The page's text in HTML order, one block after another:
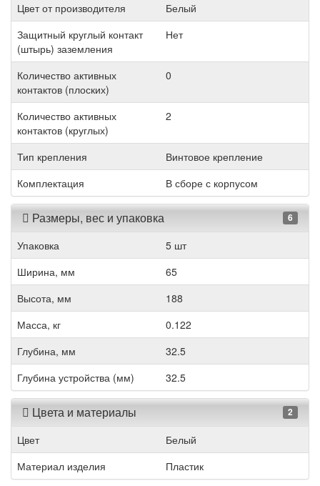
Цвет от производителя
Белый
Защитный круглый контакт
(штырь) заземления
Нет
Количество активных
контактов (плоских)
0
Количество активных
контактов (круглых)
2
Тип крепления
Винтовое крепление
Комплектация
В сборе с корпусом
Размеры, вес и упаковка 6
Упаковка
5 шт
Ширина, мм
65
Высота, мм
188
Масса, кг
0.122
Глубина, мм
32.5
Глубина устройства (мм)
32.5
Цвета и материалы 2
Цвет
Белый
Материал изделия
Пластик